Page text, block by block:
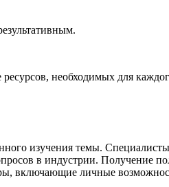
необходимых для
изучения темы.
в индустрии. Получение
включающие личные